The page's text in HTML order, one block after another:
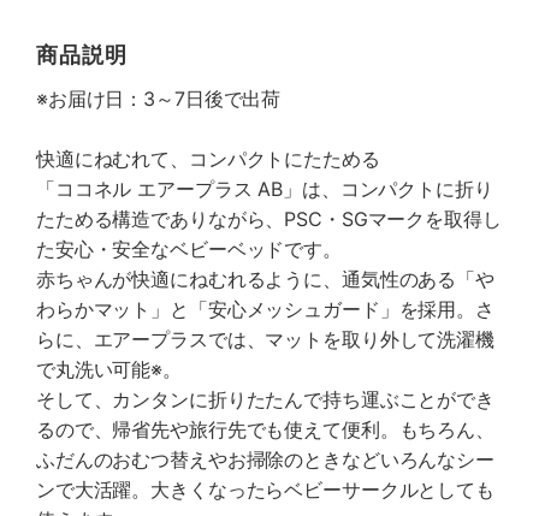
商品説明
※お届け日：3～7日後で出荷
快適にねむれて、コンパクトにたためる
「ココネル エアープラス AB」は、コンパクトに折り
たためる構造でありながら、PSC・SGマークを取得し
た安心・安全なベビーベッドです。
赤ちゃんが快適にねむれるように、通気性のある「や
わらかマット」と「安心メッシュガード」を採用。さ
らに、エアープラスでは、マットを取り外して洗濯機
で丸洗い可能※。
そして、カンタンに折りたたんで持ち運ぶことができ
るので、帰省先や旅行先でも使えて便利。もちろん、
ふだんのおむつ替えやお掃除のときなどいろんなシー
ンで大活躍。大きくなったらベビーサークルとしても